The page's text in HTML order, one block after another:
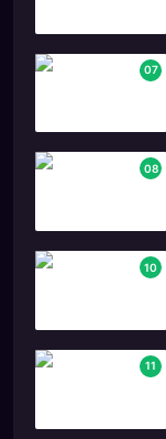
07
08
10
11